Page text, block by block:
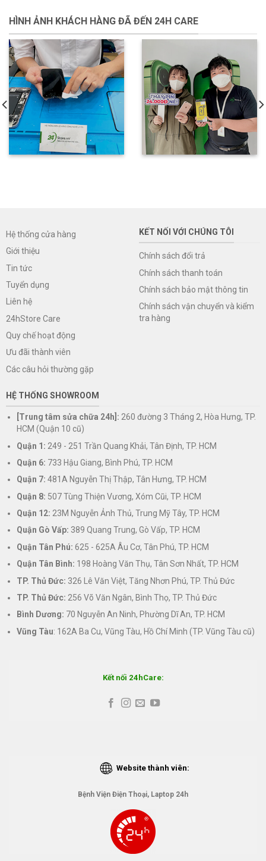
HÌNH ẢNH KHÁCH HÀNG ĐÃ ĐẾN 24H CARE
Hệ thống cửa hàng
Giới thiệu
Tin tức
Tuyển dụng
Liên hệ
24hStore Care
Quy chế hoạt động
Ưu đãi thành viên
Các câu hỏi thường gặp
KẾT NỐI VỚI CHÚNG TÔI
Chính sách đổi trả
Chính sách thanh toán
Chính sách bảo mật thông tin
Chính sách vận chuyển và kiểm
tra hàng
HỆ THỐNG SHOWROOM
[Trung tâm sửa chữa 24h]: 260 đường 3 Tháng 2, Hòa Hưng, TP.
HCM (Quận 10 cũ)
Quận 1: 249 - 251 Trần Quang Khải, Tân Định, TP. HCM
Quận 6: 733 Hậu Giang, Bình Phú, TP. HCM
Quận 7: 481A Nguyễn Thị Thập, Tân Hưng, TP. HCM
Quận 8: 507 Tùng Thiện Vương, Xóm Cũi, TP. HCM
Quận 12: 23M Nguyễn Ảnh Thủ, Trung Mỹ Tây, TP. HCM
Quận Gò Vấp: 389 Quang Trung, Gò Vấp, TP. HCM
Quận Tân Phú: 625 - 625A Âu Cơ, Tân Phú, TP. HCM
Quận Tân Bình: 198 Hoàng Văn Thụ, Tân Sơn Nhất, TP. HCM
TP. Thủ Đức: 326 Lê Văn Việt, Tăng Nhơn Phú, TP. Thủ Đức
TP. Thủ Đức: 256 Võ Văn Ngân, Bình Thọ, TP. Thủ Đức
Bình Dương: 70 Nguyễn An Ninh, Phường Dĩ An, TP. HCM
Vũng Tàu: 162A Ba Cu, Vũng Tàu, Hồ Chí Minh (TP. Vũng Tàu cũ)
Kết nối 24hCare:
Website thành viên:
Bệnh Viện Điện Thoại, Laptop 24h